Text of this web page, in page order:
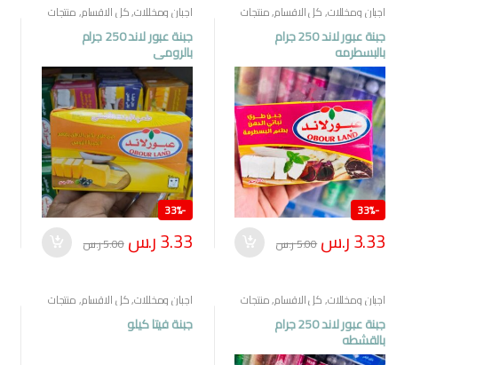
اجبان ومخللات,كل الاقسام,منتجات
مصرية
جبنة عبور لاند 250 جرام
بالبسطرمه
-
33%
3.33ر.س 5.00ر.س
اجبان ومخللات,كل الاقسام,منتجات
مصرية
جبنة عبور لاند 250 جرام
بالرومي
-
33%
3.33ر.س 5.00ر.س
اجبان ومخللات,كل الاقسام,منتجات
مصرية
جبنة عبور لاند 250 جرام
بالقشطه
اجبان ومخللات,كل الاقسام,منتجات
مصرية
جبنة فيتا كيلو